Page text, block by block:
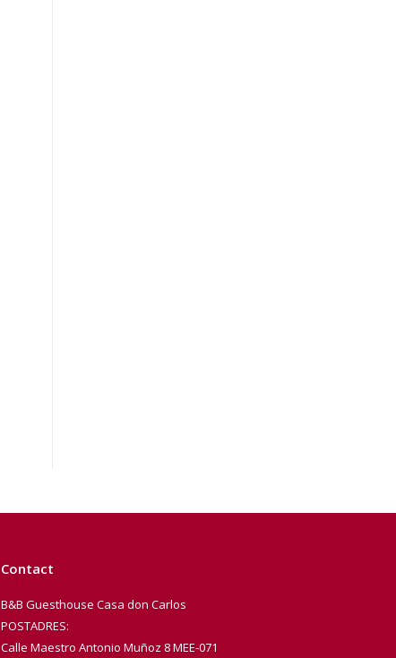
Contact
B&B Guesthouse Casa don Carlos
POSTADRES:
Calle Maestro Antonio Muñoz 8 MEE-071